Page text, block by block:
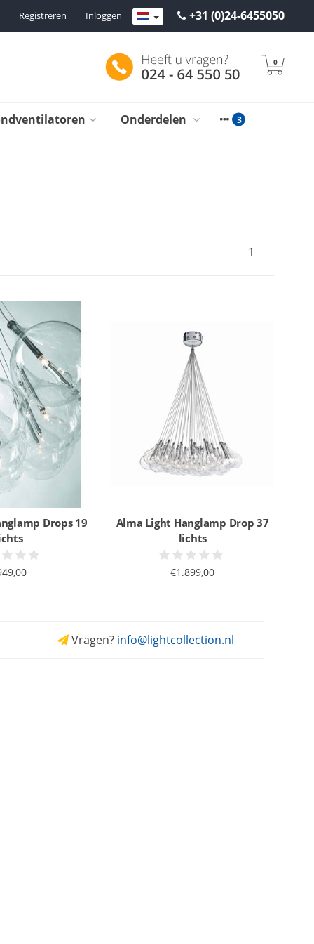
+31 (0)24-6455050
Inloggen
|
Registreren
0
Onderdelen
1
Drops 19
Alma Light Hanglamp Drop 37
lichts
€1.899,00
Vragen? info@lightcollection.nl